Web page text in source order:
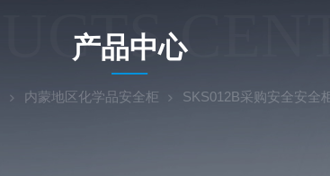
产品中心
内蒙地区化学品安全柜 SKS012B采购安全安全